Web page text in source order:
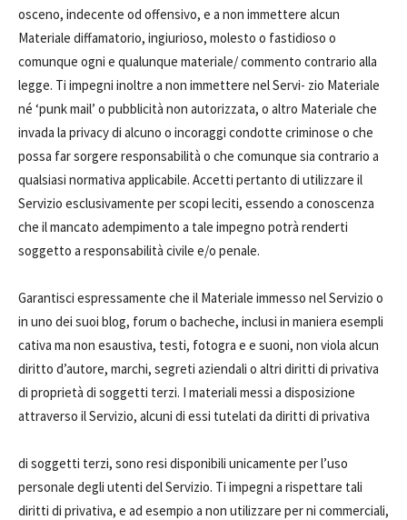
osceno, indecente od offensivo, e a non immettere alcun
Materiale diffamatorio, ingiurioso, molesto o fastidioso o
comunque ogni e qualunque materiale/ commento contrario alla
legge. Ti impegni inoltre a non immettere nel Servi- zio Materiale
né ‘punk mail’ o pubblicità non autorizzata, o altro Materiale che
invada la privacy di alcuno o incoraggi condotte criminose o che
possa far sorgere responsabilità o che comunque sia contrario a
qualsiasi normativa applicabile. Accetti pertanto di utilizzare il
Servizio esclusivamente per scopi leciti, essendo a conoscenza
che il mancato adempimento a tale impegno potrà renderti
soggetto a responsabilità civile e/o penale.
Garantisci espressamente che il Materiale immesso nel Servizio o
in uno dei suoi blog, forum o bacheche, inclusi in maniera esempli
cativa ma non esaustiva, testi, fotogra e e suoni, non viola alcun
diritto d’autore, marchi, segreti aziendali o altri diritti di privativa
di proprietà di soggetti terzi. I materiali messi a disposizione
attraverso il Servizio, alcuni di essi tutelati da diritti di privativa
di soggetti terzi, sono resi disponibili unicamente per l’uso
personale degli utenti del Servizio. Ti impegni a rispettare tali
diritti di privativa, e ad esempio a non utilizzare per ni commerciali,